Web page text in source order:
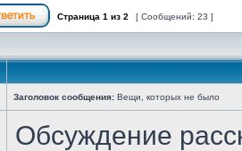
Страница 1 из 2 [ Сообщений: 23 ]
Заголовок сообщения: Вещи, которых не было
Обсуждение